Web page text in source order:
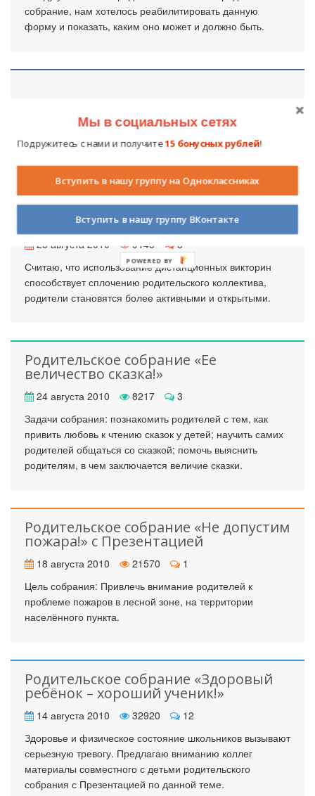
собрание, нам хотелось реабилитировать данную
форму и показать, каким оно может и должно быть.
Дистанционные викторины для
родителей
25 августа 2010 9145
8
Считаю, что использование дистанционных викторин
способствует сплочению родительского коллектива,
родители становятся более активными и открытыми.
Родительское собрание «Ее
величество сказка!»
24 августа 2010 8217
3
Задачи собрания: познакомить родителей с тем, как
привить любовь к чтению сказок у детей; научить самих
родителей общаться со сказкой; помочь выяснить
родителям, в чем заключается величие сказки.
Родительское собрание «Не допустим
пожара!» с Презентацией
18 августа 2010 21570
1
Цель собрания: Привлечь внимание родителей к
проблеме пожаров в лесной зоне, на территории
населённого пункта.
Родительское собрание «Здоровый
ребёнок – хороший ученик!»
14 августа 2010 32920
12
Здоровье и физическое состояние школьников вызывают
серьезную тревогу. Предлагаю вниманию коллег
материалы совместного с детьми родительского
собрания с Презентацией по данной теме.
Мы в социальных сетях
Подружитесь с нами и получите15 бонусных рублей!
Вступить в нашу группу на Одноклассниках
Вступить в нашу группу ВКонтакте
POWERED BY